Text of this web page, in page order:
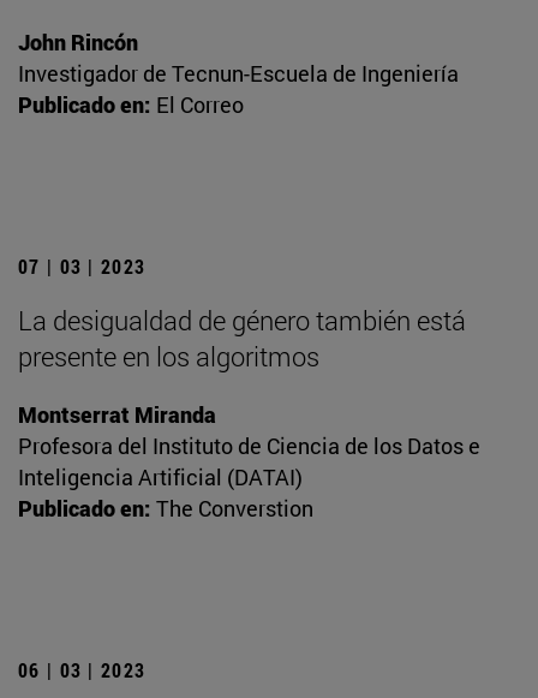
John Rincón
Investigador de Tecnun-Escuela de Ingeniería
Publicado en: El Correo
07 | 03 | 2023
La desigualdad de género también está
presente en los algoritmos
Montserrat Miranda
Profesora del Instituto de Ciencia de los Datos e
Inteligencia Artificial (DATAI)
Publicado en: The Converstion
06 | 03 | 2023